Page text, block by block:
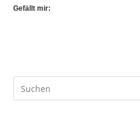
Gefällt mir: